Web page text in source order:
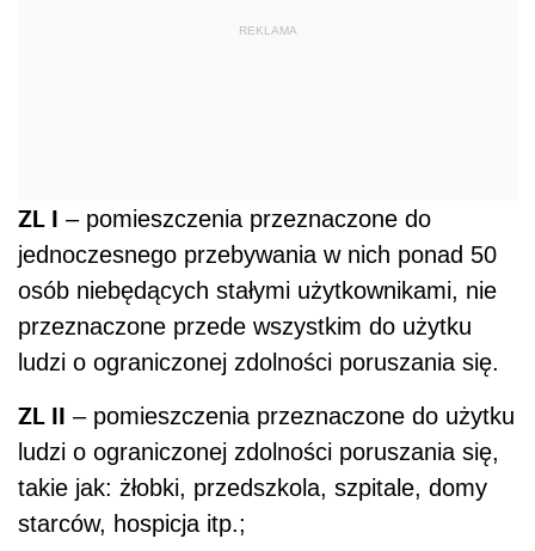
REKLAMA
ZL I – pomieszczenia przeznaczone do
jednoczesnego przebywania w nich ponad 50
osób niebędących stałymi użytkownikami, nie
przeznaczone przede wszystkim do użytku
ludzi o ograniczonej zdolności poruszania się.
ZL II – pomieszczenia przeznaczone do użytku
ludzi o ograniczonej zdolności poruszania się,
takie jak: żłobki, przedszkola, szpitale, domy
starców, hospicja itp.;